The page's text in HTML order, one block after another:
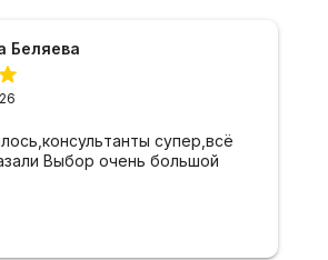
Беляева
супер,всё
Выбор очень большой